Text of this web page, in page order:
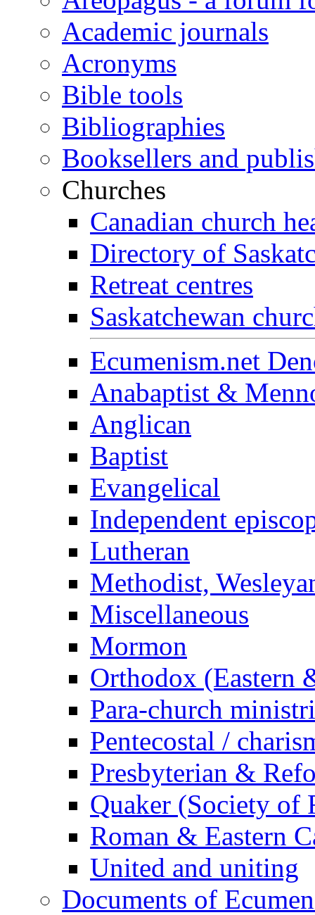
Academic journals
Acronyms
Bible tools
Bibliographies
Booksellers and
Churches
Canadian church
Directory of
Retreat centres
Saskatchewan
Ecumenism.net
Anabaptist &
Anglican
Baptist
Evangelical
Independent
Lutheran
Methodist,
Miscellaneous
Mormon
Orthodox (Eastern
Para-church
Pentecostal /
Presbyterian &
Quaker (Society of
Roman & Eastern
United and uniting
Documents of